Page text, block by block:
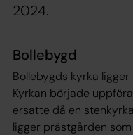
2024.
Bollebygd
Bollebygds kyrka
Kyrkan började
ersatte då en
ligger prästgården